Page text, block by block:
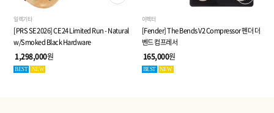
일렉기타
[PRS SE 2026] CE 24 Limited Run - Natural
w/Smoked Black Hardware
1,298,000원
BEST NEW
이펙터
[Fender] The Bends V2 Compressor 펜더 더
벤드 컴프레서
165,000원
BEST NEW